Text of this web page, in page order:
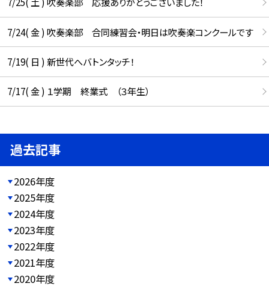
7/24( 金 ) 吹奏楽部 合同練習会・明日は吹奏楽コンクールです
7/19( 日 ) 新世代へバトンタッチ！
7/17( 金 ) １学期 終業式 （３年生）
過去記事
2026年度
2025年度
2024年度
2023年度
2022年度
2021年度
2020年度